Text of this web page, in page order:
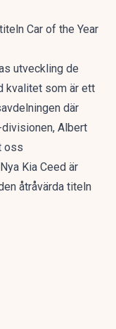
Car of the Year
utveckling de
kvalitet som är ett
där
Albert
oss
Kia Ceed är
åtråvärda titeln